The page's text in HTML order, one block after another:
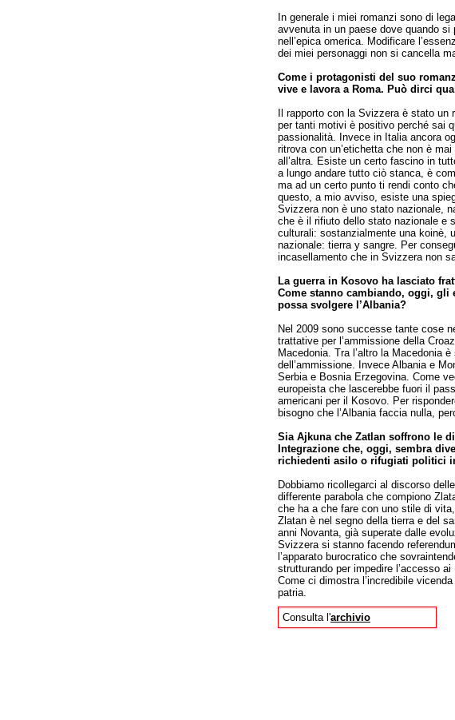
In generale i miei romanzi sono di
avvenuta in un paese dove quando
nell’epica omerica. Modificare
dei miei personaggi non si cancella
Come i protagonisti del suo
vive e lavora a Roma. Può dirci
Il rapporto con la Svizzera è stato
per tanti motivi è positivo perché sai
passionalità. Invece in Italia ancora
ritrova con un’etichetta che non è
all’altra. Esiste un certo fascino in
a lungo andare tutto ciò stanca, è
ma ad un certo punto ti rendi conto
questo, a mio avviso, esiste una
Svizzera non è uno stato nazionale,
che è il rifiuto dello stato nazionale e
culturali: sostanzialmente una koinè,
nazionale: tierra y sangre. Per
incasellamento che in Svizzera non
La guerra in Kosovo ha lasciato
Come stanno cambiando, oggi,
possa svolgere l’Albania?
Nel 2009 sono successe tante cose
trattative per l’ammissione della
Macedonia. Tra l’altro la Macedonia
dell’ammissione. Invece Albania e
Serbia e Bosnia Erzegovina. Come
europeista che lascerebbe fuori il
americani per il Kosovo. Per
bisogno che l’Albania faccia nulla,
Sia Ajkuna che Zatlan soffrono le
Integrazione che, oggi, sembra
richiedenti asilo o rifugiati politici
Dobbiamo ricollegarci al discorso
differente parabola che compiono
che ha a che fare con uno stile di
Zlatan è nel segno della tierra e del
anni Novanta, già superate dalle
Svizzera si stanno facendo
l’apparato burocratico che
strutturando per impedire l’accesso
Come ci dimostra l’incredibile
patria.
Consulta l'archivio